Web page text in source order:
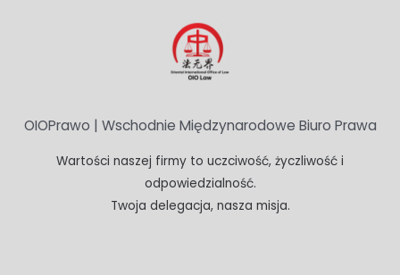
OIOPrawo | Wschodnie Międzynarodowe Biuro Prawa
Wartości naszej firmy to uczciwość, życzliwość i
odpowiedzialność.
Twoja delegacja, nasza misja.